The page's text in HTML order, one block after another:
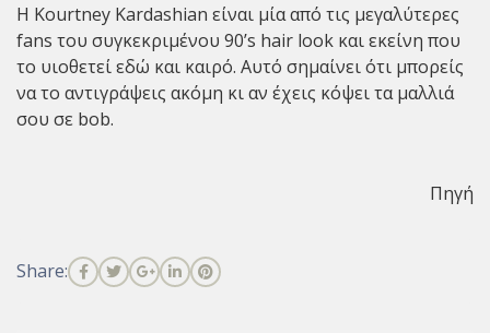
Η Kourtney Kardashian είναι μία από τις μεγαλύτερες
fans του συγκεκριμένου 90’s hair look και εκείνη που
το υιοθετεί εδώ και καιρό. Αυτό σημαίνει ότι μπορείς
να το αντιγράψεις ακόμη κι αν έχεις κόψει τα μαλλιά
σου σε bob.
Πηγή
Share: